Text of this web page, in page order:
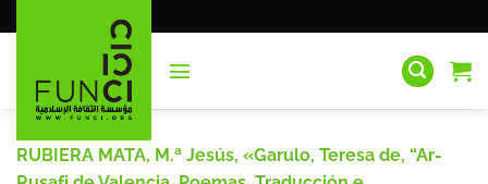
al
RUBIERA MATA, M.ª Jesús, «Garulo, Teresa de, “Ar-